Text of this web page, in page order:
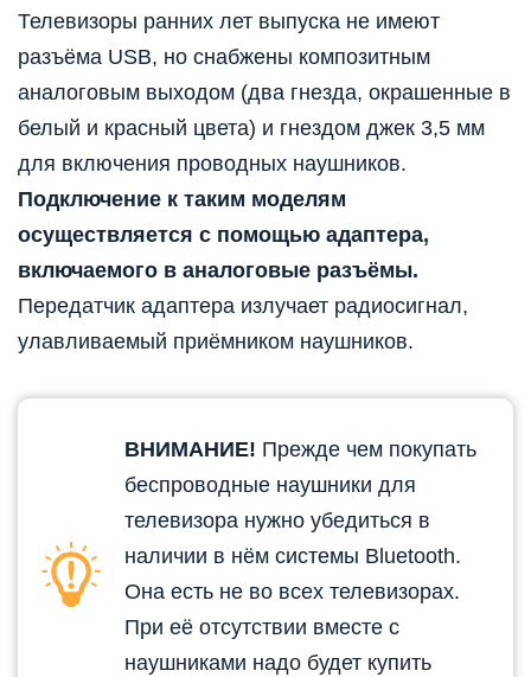
Телевизоры ранних лет выпуска не имеют
разъёма USB, но снабжены композитным
аналоговым выходом (два гнезда, окрашенные в
белый и красный цвета) и гнездом джек 3,5 мм
для включения проводных наушников.
Подключение к таким моделям
осуществляется с помощью адаптера,
включаемого в аналоговые разъёмы.
Передатчик адаптера излучает радиосигнал,
улавливаемый приёмником наушников.
ВНИМАНИЕ! Прежде чем покупать
беспроводные наушники для
телевизора нужно убедиться в
наличии в нём системы Bluetooth.
Она есть не во всех телевизорах.
При её отсутствии вместе с
наушниками надо будет купить